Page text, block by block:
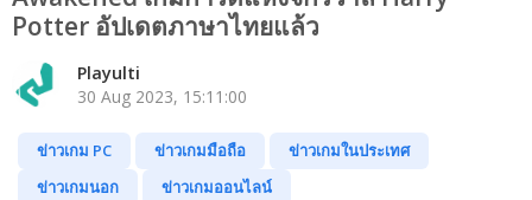
Potter อัปเดตภาษาไทยแล้ว
Playulti
30 Aug 2023, 15:11:00
ข่าวเกม PC ข่าวเกมมือถือ
ข่าวเกมในประเทศ
ข่าวเกมนอก
ข่าวเกมออนไลน์